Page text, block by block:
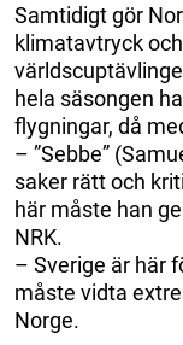
Samtidigt gör
klimatavtryck
hela säsongen
flygningar, då
– ”Sebbe”
saker rätt och
här måste han
NRK.
– Sverige är här
måste vidta
Norge.